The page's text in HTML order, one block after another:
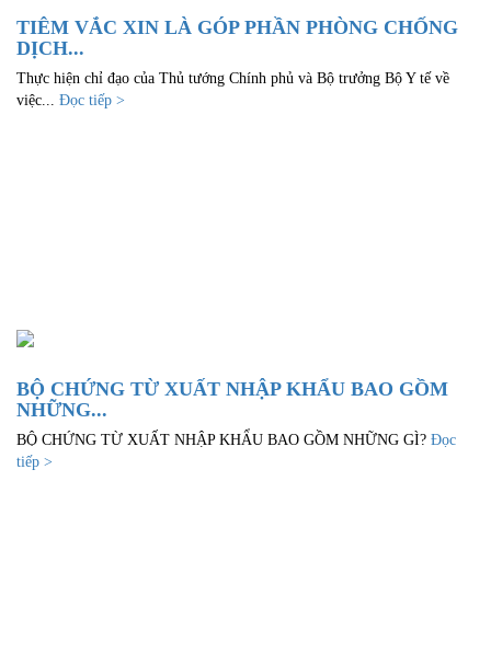
TIÊM VẮC XIN LÀ GÓP PHẦN PHÒNG CHỐNG
DỊCH...
Thực hiện chỉ đạo của Thủ tướng Chính phủ và Bộ trưởng Bộ Y tế về
việc... Đọc tiếp >
BỘ CHỨNG TỪ XUẤT NHẬP KHẨU BAO GỒM
NHỮNG...
BỘ CHỨNG TỪ XUẤT NHẬP KHẨU BAO GỒM NHỮNG GÌ? Đọc
tiếp >